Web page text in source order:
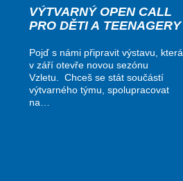
VÝTVARNÝ OPEN CALL
PRO DĚTI A TEENAGERY
Pojď s námi připravit výstavu, která
v září otevře novou sezónu
Vzletu. Chceš se stát součástí
výtvarného týmu, spolupracovat
na…